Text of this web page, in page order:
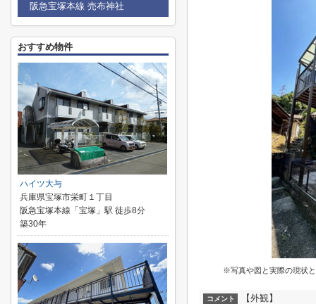
※写真や図と実際の現状
コメント 【外観】
阪急宝塚本線 売布神社
おすすめ物件
ハイツ大与
兵庫県宝塚市栄町１丁目
阪急宝塚本線「宝塚」駅 徒歩8分
築30年